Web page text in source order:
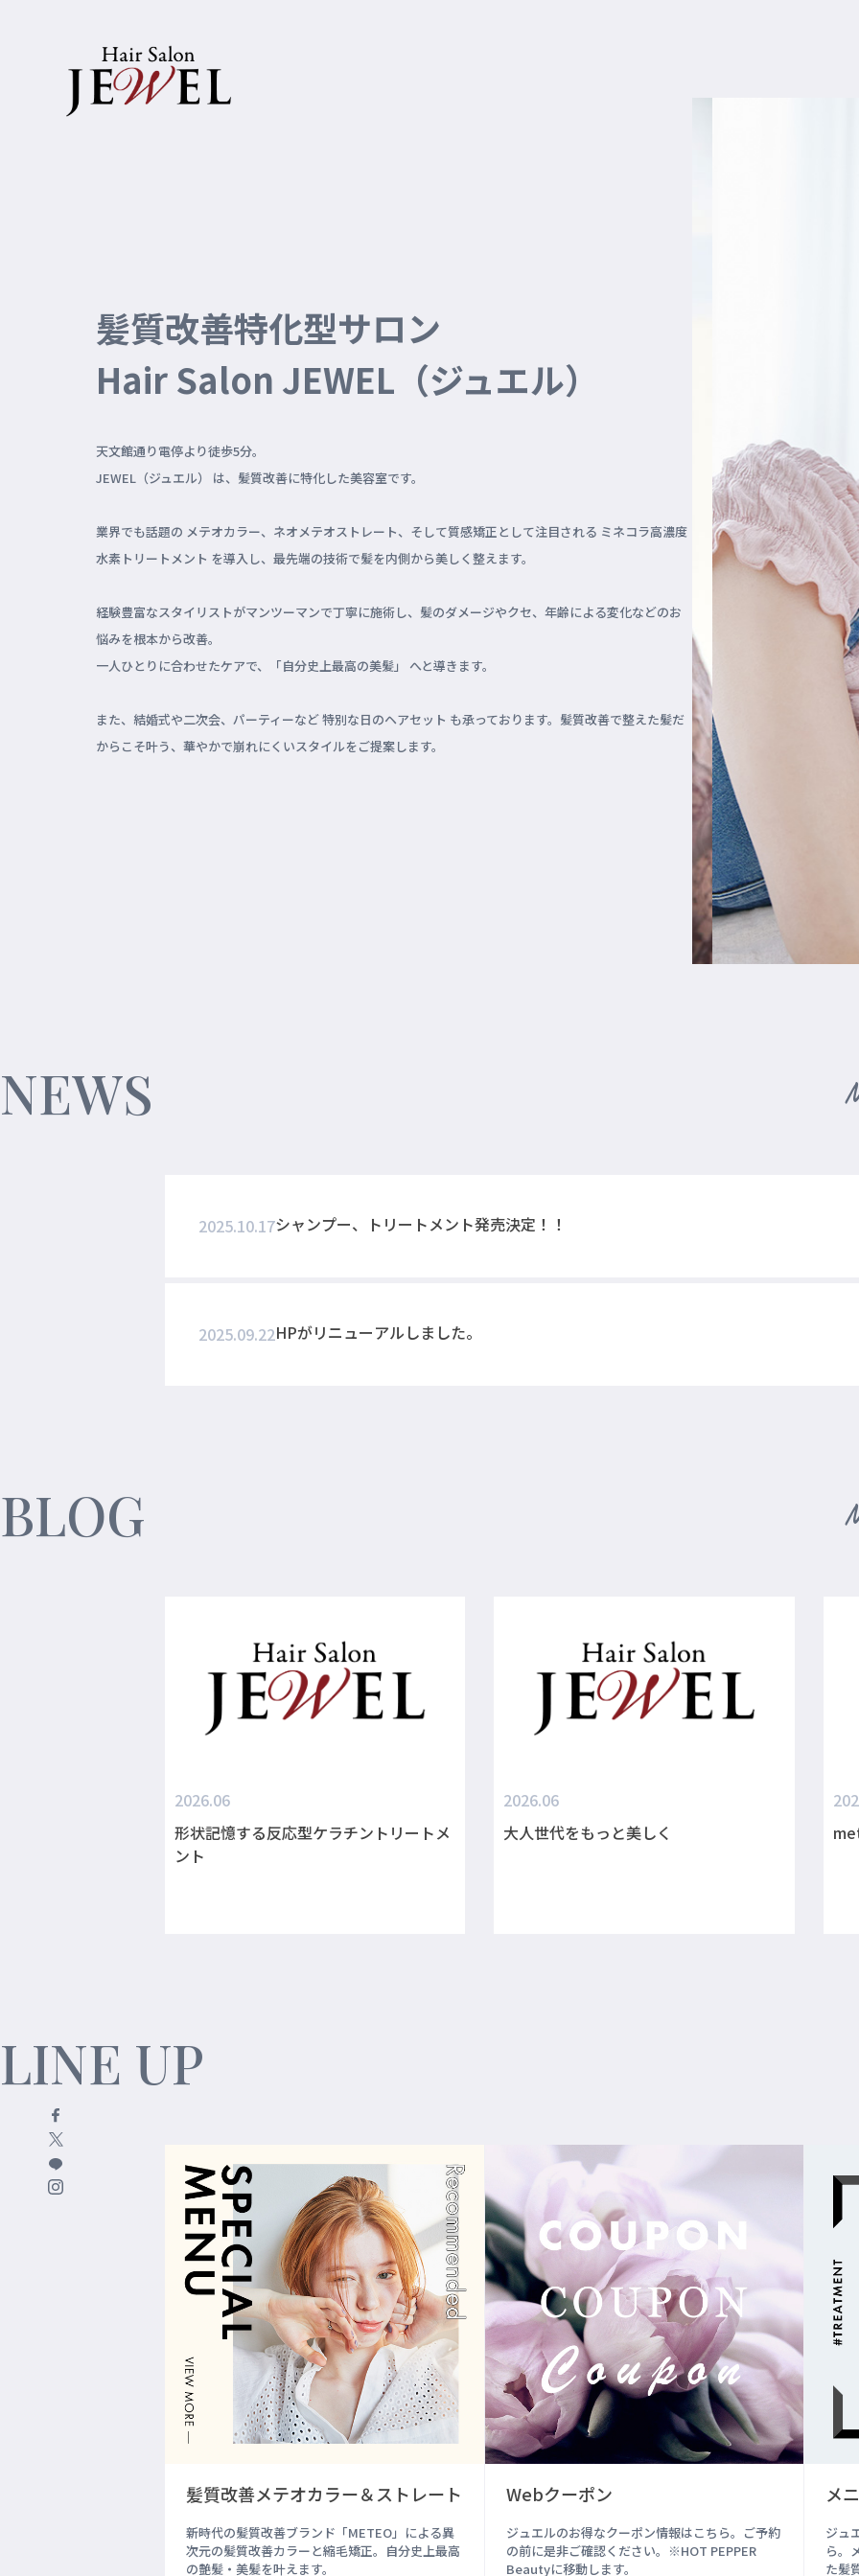
髪質改善特化型サロン
Hair Salon JEWEL（ジュエル）
天文館通り電停より徒歩5分。
JEWEL（ジュエル） は、髪質改善に特化した美容室です。
業界でも話題の メテオカラー、ネオメテオストレート、そして質感矯正として注目される ミネコラ高濃度
水素トリートメント を導入し、最先端の技術で髪を内側から美しく整えます。
経験豊富なスタイリストがマンツーマンで丁寧に施術し、髪のダメージやクセ、年齢による変化などのお
悩みを根本から改善。
一人ひとりに合わせたケアで、「自分史上最高の美髪」 へと導きます。
また、結婚式や二次会、パーティーなど 特別な日のヘアセット も承っております。髪質改善で整えた髪だ
からこそ叶う、華やかで崩れにくいスタイルをご提案します。
NEWS
2025.10.17シャンプー、トリートメント発売決定！！
2025.09.22HPがリニューアルしました。
BLOG
2026.06
形状記憶する反応型ケラチントリートメ
ント
2026.06
大人世代をもっと美しく
LINE UP
髪質改善メテオカラー＆ストレート
新時代の髪質改善ブランド「METEO」による異
次元の髪質改善カラーと縮毛矯正。自分史上最高
の艶髪・美髪を叶えます。
Webクーポン
ジュエルのお得なクーポン情報はこちら。ご予約
の前に是非ご確認ください。※HOT PEPPER
Beautyに移動します。
メ
ジュ
ら。
た髪